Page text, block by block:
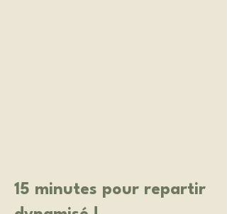
15 minutes pour repartir